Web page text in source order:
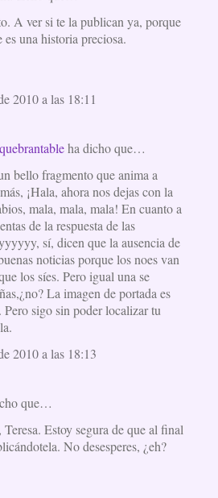
A ver si te la publican ya, porque
es una historia preciosa.
2010 a las 18:11
ha dicho que…
bello fragmento que anima a
¡Hala, ahora nos dejas con la
mala, mala, mala! En cuanto a
de la respuesta de las
sí, dicen que la ausencia de
noticias porque los noes van
los síes. Pero igual una se
La imagen de portada es
sigo sin poder localizar tu
2010 a las 18:13
que…
Estoy segura de que al final
No desesperes, ¿eh?